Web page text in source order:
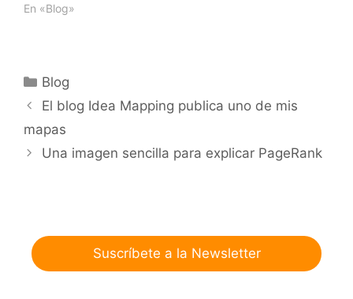
En «Blog»
Categorías
Blog
El blog Idea Mapping publica uno de mis
mapas
Una imagen sencilla para explicar PageRank
Suscríbete a la Newsletter